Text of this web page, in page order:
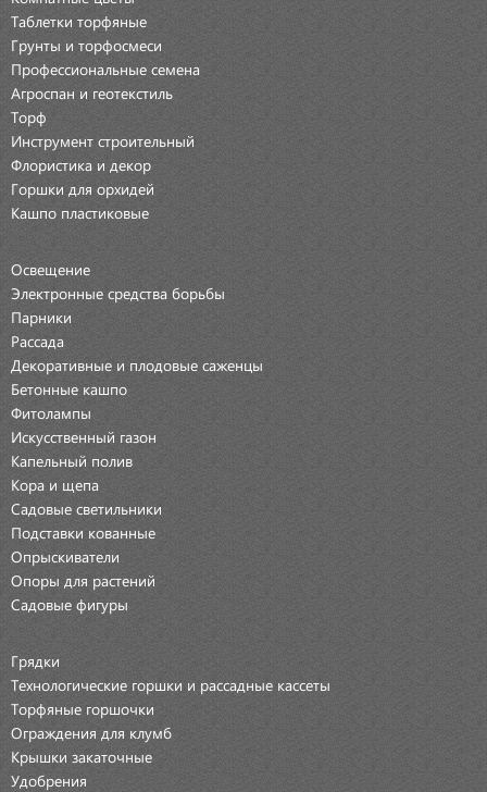
Таблетки торфяные
Грунты и торфосмеси
Профессиональные семена
Агроспан и геотекстиль
Торф
Инструмент строительный
Флористика и декор
Горшки для орхидей
Кашпо пластиковые
Освещение
Электронные средства борьбы
Парники
Рассада
Декоративные и плодовые саженцы
Бетонные кашпо
Фитолампы
Искусственный газон
Капельный полив
Кора и щепа
Садовые светильники
Подставки кованные
Опрыскиватели
Опоры для растений
Садовые фигуры
Грядки
Технологические горшки и рассадные кассеты
Торфяные горшочки
Ограждения для клумб
Крышки закаточные
Удобрения